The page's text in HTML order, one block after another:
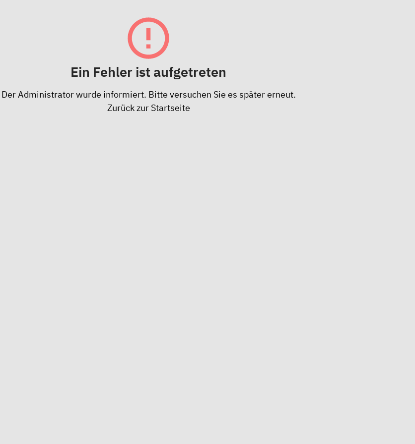
Ein Fehler ist aufgetreten
Der Administrator wurde informiert. Bitte versuchen Sie es später erneut.
Zurück zur Startseite